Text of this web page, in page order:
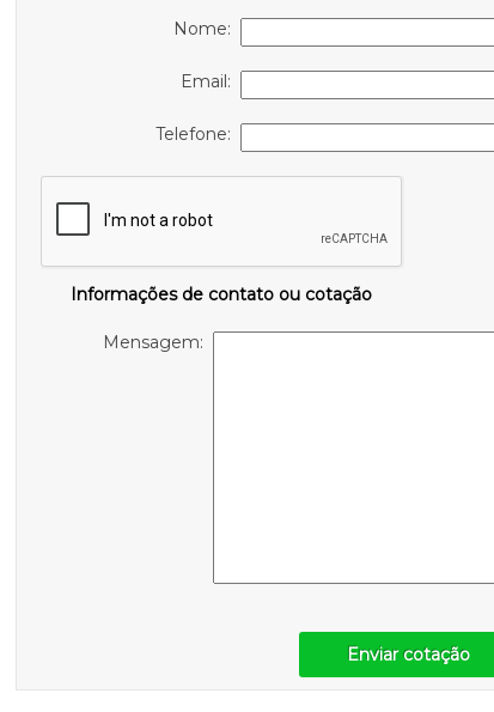
Nome:
Email:
Telefone:
Informações de contato ou cotação
Mensagem:
Enviar cotação